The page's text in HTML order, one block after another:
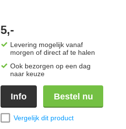
5,-
Levering mogelijk vanaf
morgen of direct af te halen
Ook bezorgen op een dag
naar keuze
Info Bestel nu
Vergelijk dit product